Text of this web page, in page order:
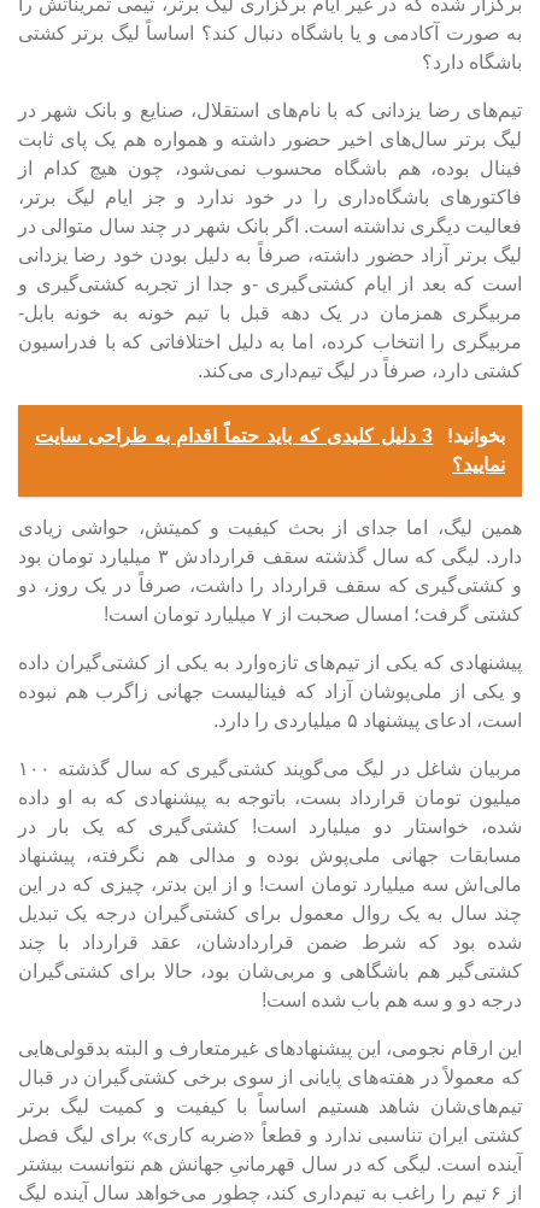
به صورت آکادمی و یا باشگاه دنبال کند؟ اساساً لیگ برتر کشتی
باشگاه دارد؟
تیم‌های رضا یزدانی که با نام‌های استقلال، صنایع و بانک شهر در
لیگ برتر سال‌های اخیر حضور داشته و همواره هم یک پای ثابت
فینال بوده، هم باشگاه محسوب نمی‌شود، چون هیچ کدام از
فاکتور‌های باشگاه‌داری را در خود ندارد و جز ایام لیگ برتر،
فعالیت دیگری نداشته است. اگر بانک شهر در چند سال متوالی در
لیگ برتر آزاد حضور داشته، صرفاً به دلیل بودن خود رضا یزدانی
است که بعد از ایام کشتی‌گیری -و جدا از تجربه کشتی‌گیری و
مربیگری همزمان در یک دهه قبل با تیم خونه به خونه بابل-
مربیگری را انتخاب کرده، اما به دلیل اختلافاتی که با فدراسیون
کشتی دارد، صرفاً در لیگ تیم‌داری می‌کند.
بخوانید!
3 دلیل کلیدی که باید حتماً اقدام به طراحی سایت
نمایید؟
همین لیگ، اما جدای از بحث کیفیت و کمیتش، حواشی زیادی
دارد. لیگی که سال گذشته سقف قراردادش ۳ میلیارد تومان بود
و کشتی‌گیری که سقف قرارداد را داشت، صرفاً در یک روز، دو
کشتی گرفت؛ امسال صحبت از ۷ میلیارد تومان است!
پیشنهادی که یکی از تیم‌های تازه‌وارد به یکی از کشتی‌گیران داده
و یکی از ملی‌پوشان آزاد که فینالیست جهانی زاگرب هم نبوده
است، ادعای پیشنهاد ۵ میلیاردی را دارد.
مربیان شاغل در لیگ می‌گویند کشتی‌گیری که سال گذشته ۱۰۰
میلیون تومان قرارداد بست، باتوجه به پیشنهادی که به او داده
شده، خواستار دو میلیارد است! کشتی‎‌گیری که یک بار در
مسابقات جهانی ملی‌پوش بوده و مدالی هم نگرفته، پیشنهاد
مالی‌اش سه میلیارد تومان است! و از این بدتر، چیزی که در این
چند سال به یک روال معمول برای کشتی‌گیران درجه یک تبدیل
شده بود که شرط ضمن قراردادشان، عقد قرارداد با چند
کشتی‌گیر هم باشگاهی و مربی‌شان بود، حالا برای کشتی‌گیران
درجه دو و سه هم باب شده است!
این ارقام نجومی، این پیشنهاد‌های غیرمتعارف و البته بدقولی‌هایی
که معمولاً در هفته‌های پایانی از سوی برخی کشتی‌گیران در قبال
تیم‌های‌شان شاهد هستیم اساساً با کیفیت و کمیت لیگ برتر
کشتی ایران تناسبی ندارد و قطعاً «ضربه کاری» برای لیگ فصل
آینده است. لیگی که در سال قهرمانیِ جهانش هم نتوانست بیشتر
از ۶ تیم را راغب به تیم‌داری کند، چطور می‌خواهد سال آینده لیگ